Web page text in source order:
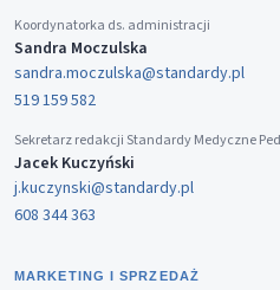
Koordynatorka ds. administracji
Sandra Moczulska
sandra.moczulska@standardy.pl
519 159 582
Sekretarz redakcji Standardy Medyczne
Jacek Kuczyński
j.kuczynski@standardy.pl
608 344 363
MARKETING I SPRZEDAŻ